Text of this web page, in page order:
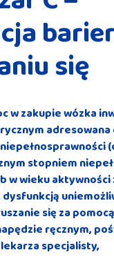
się
w zakupie wózka
adresowana
stopniem
w wieku
się za
ręcznym,
specjalisty,